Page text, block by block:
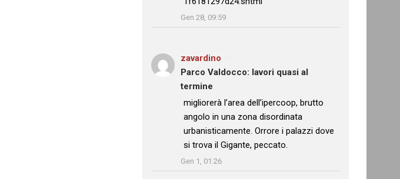
Gen 28, 09:59
zavardino
Parco Valdocco: lavori quasi al
termine
: “
migliorerà l’area dell’ipercoop, brutto
angolo in una zona disordinata
urbanisticamente. Orrore i palazzi dove
si trova il Gigante, peccato.
Gen 1, 01:26